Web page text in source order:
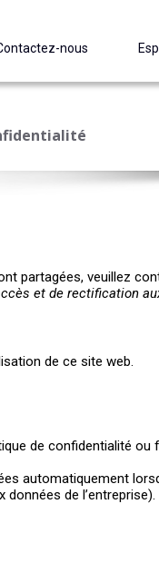
nous
partagées, veuillez
et de rectification
de ce site web.
de confidentialité
automatiquement
de l’entreprise).